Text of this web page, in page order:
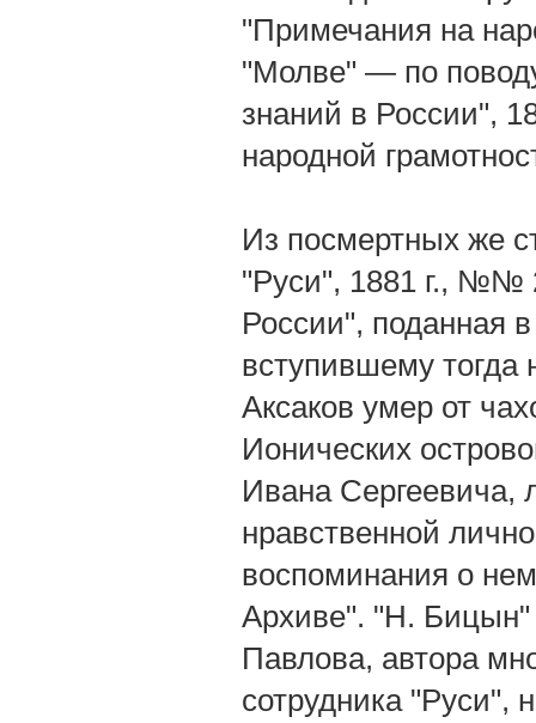
"Примечания на
"Молве" — по
знаний в России",
народной
Из посмертных же
"Руси", 1881 г., №№
России", поданная
вступившему тогда
Аксаков умер от
Ионических
Ивана Сергеевича,
нравственной
воспоминания о
Архиве". "Н.
Павлова, автора
сотрудника "Руси",